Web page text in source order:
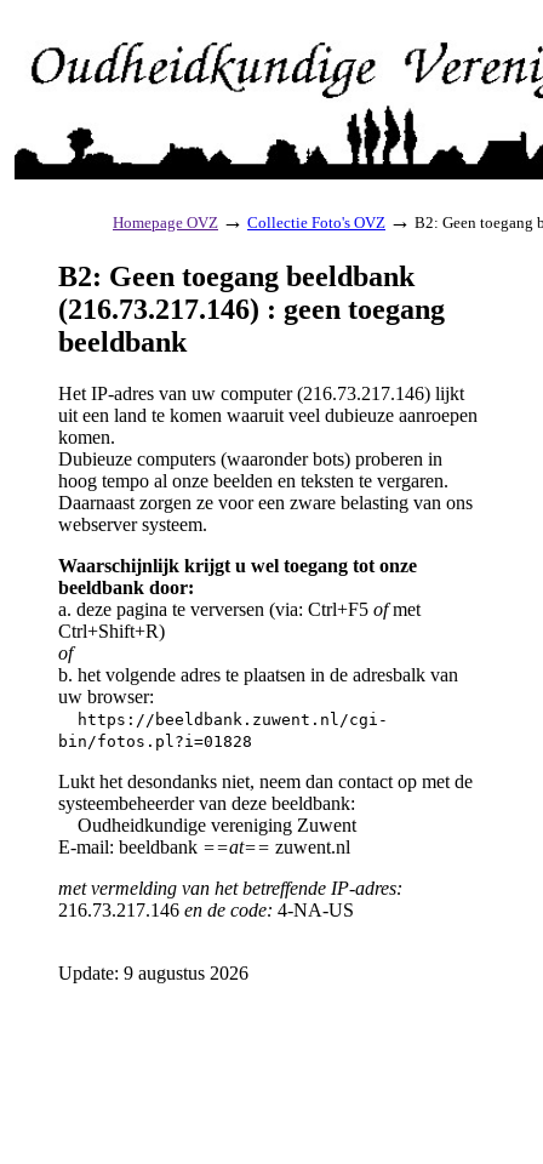
Homepage OVZ → Collectie Foto's OVZ → B2: Geen toegang
B2: Geen toegang beeldbank
(216.73.217.146) : geen toegang
beeldbank
Het IP-adres van uw computer (216.73.217.146) lijkt
uit een land te komen waaruit veel dubieuze aanroepen
komen.
Dubieuze computers (waaronder bots) proberen in
hoog tempo al onze beelden en teksten te vergaren.
Daarnaast zorgen ze voor een zware belasting van ons
webserver systeem.
Waarschijnlijk krijgt u wel toegang tot onze
beeldbank door:
a. deze pagina te verversen (via: Ctrl+F5 ofmet
Ctrl+Shift+R)
of
b. het volgende adres te plaatsen in de adresbalk van
uw browser:
https://beeldbank.zuwent.nl/cgi-
bin/fotos.pl?i=01828
Lukt het desondanks niet, neem dan contact op met de
systeembeheerder van deze beeldbank:
Oudheidkundige vereniging Zuwent
E-mail: beeldbank ==at== zuwent.nl
met vermelding van het betreffende IP-adres:
216.73.217.146 en de code: 4-NA-US
Update: 9 augustus 2026